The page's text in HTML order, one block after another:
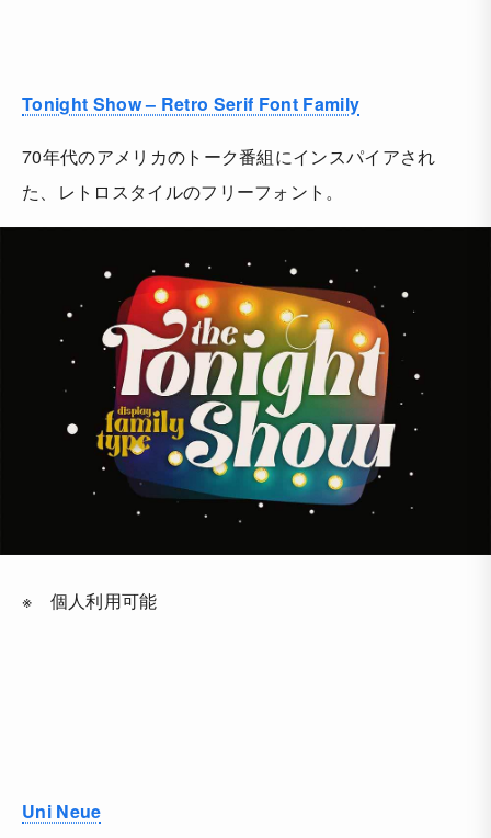
Tonight Show – Retro Serif Font Family
70年代のアメリカのトーク番組にインスパイアされ
た、レトロスタイルのフリーフォント。
※ 個人利用可能
Uni Neue